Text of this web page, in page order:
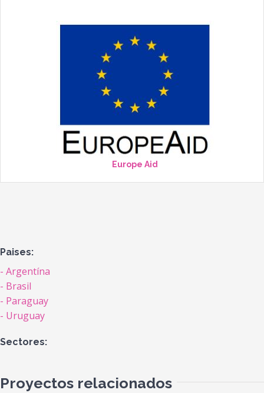
Europe Aid
Paises:
Argentína
Brasil
Paraguay
Uruguay
Sectores:
Proyectos relacionados